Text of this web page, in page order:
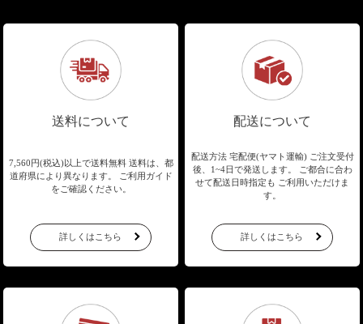
送料について
7,560円(税込)以上で送料無料送料は、都
道府県により異なります。
ご利用ガイド
をご確認ください。
詳しくはこちら
配送について
配送方法 宅配便(ヤマト運輸) ご注文受付
後、1~4日で発送します。
ご都合に合わ
せて配送日時指定も ご利用いただけま
す。
詳しくはこちら